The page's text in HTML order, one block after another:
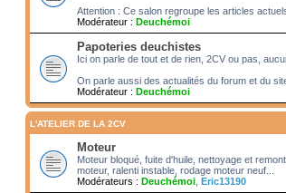
Attention : Ce salon regroupe les articles
Modérateur : Deuchémoi
Papoteries deuchistes
Ici on parle de tout et de rien, 2CV ou pas,
On parle aussi des actualités du forum et du
Modérateur : Deuchémoi
L'ATELIER DE LA 2CV
Moteur
Moteur bloqué, fuite d'huile, nettoyage et
moteur, ralenti instable, rodage moteur neuf...
Modérateurs : Deuchémoi, Eric13190